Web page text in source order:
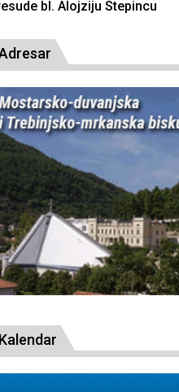
bl. Alojziju Stepincu